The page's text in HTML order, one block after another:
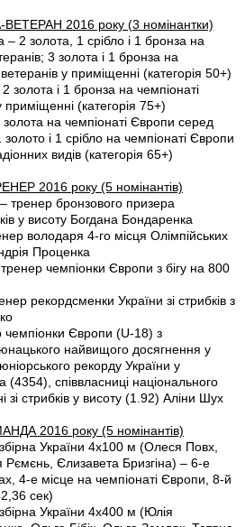
2016 року (3 номінантки)
золота, 1 срібло і 1 бронза на
3 золота і 1 бронза на
у приміщенні (категорія 50+)
і 1 бронза на чемпіонаті
(категорія 75+)
на чемпіонаті Європи серед
і 1 срібло на чемпіонаті Європи
видів (категорія 65+)
2016 року (5 номінантів)
бронзового призера
у висоту Богдана Бондаренка
володаря 4-го місця Олімпійських
Проценка
чемпіонки Європи з бігу на 800
рекордсменки України зі стрибків з
Європи (U-18) з
найвищого досягнення у
рекорду України у
(4354), співвласниці національного
зі стрибків у висоту (1.92) Аліни Шух
2016 року (5 номінантів)
України 4х100 м (Олеся Повх,
Рємєнь, Єлизавета Бризгіна) – 6-е
4-е місце на чемпіонаті Європи, 8-й
сек)
України 4х400 м (Юлія